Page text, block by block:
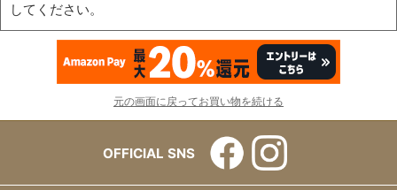
してください。
元の画面に戻ってお買い物を続ける
OFFICIAL SNS